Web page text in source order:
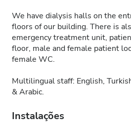
We have dialysis halls on the
floors of our building. There is
emergency treatment unit,
floor, male and female patient
female WC.
Multilingual staff: English,
& Arabic.
Instalações